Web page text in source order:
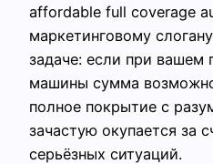
affordable full coverage
маркетинговому
задаче: если при вашем
машины сумма
полное покрытие с
зачастую окупается за
серьёзных ситуаций.